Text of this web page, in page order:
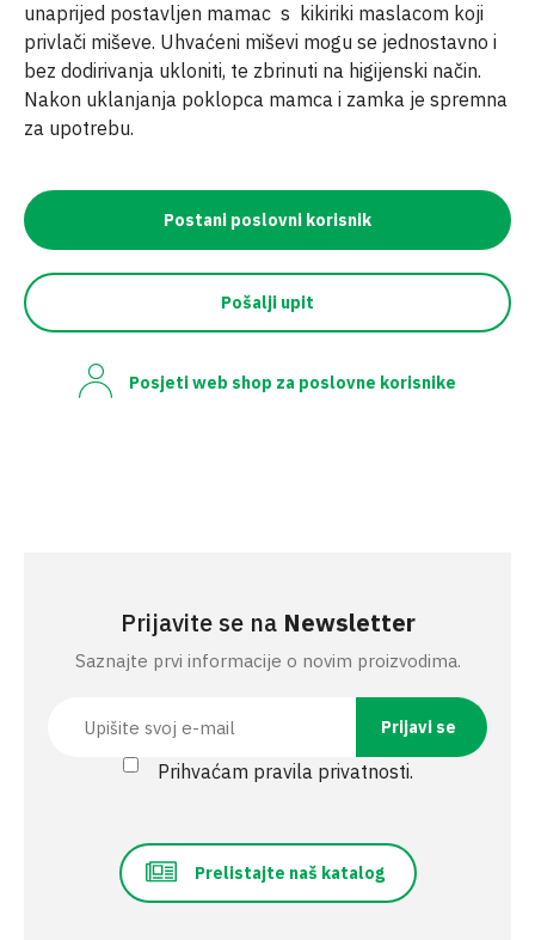
unaprijed postavljen mamac s kikiriki maslacom koji
privlači miševe. Uhvaćeni miševi mogu se jednostavno i
bez dodirivanja ukloniti, te zbrinuti na higijenski način.
Nakon uklanjanja poklopca mamca i zamka je spremna
za upotrebu.
Postani poslovni korisnik
Pošalji upit
Posjeti web shop za poslovne korisnike
Prijavite se na Newsletter
Saznajte prvi informacije o novim proizvodima.
Prihvaćam pravila privatnosti.
Prelistajte naš katalog